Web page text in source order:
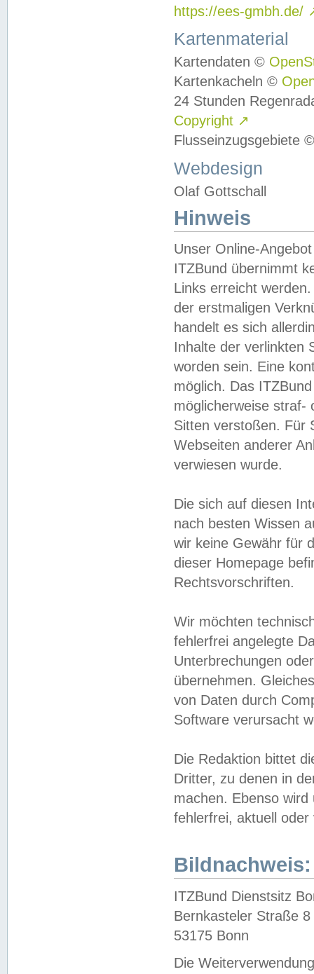
https://ees-gmbh.de/
Kartenmaterial
Kartendaten ©
Kartenkacheln ©
24 Stunden
Copyright ↗
Flusseinzugsgebiete
Webdesign
Olaf Gottschall
Hinweis
Unser Online-
ITZBund übernimmt
Links erreicht
der erstmaligen
handelt es sich
Inhalte der verlinkten
worden sein. Eine
möglich. Das
möglicherweise straf-
Sitten verstoßen. Für
Webseiten anderer
verwiesen wurde.
Die sich auf diesen
nach besten Wissen
wir keine Gewähr für
dieser Homepage
Rechtsvorschriften.
Wir möchten
fehlerfrei angelegte
Unterbrechungen
übernehmen.
von Daten durch
Software verursacht
Die Redaktion bittet
Dritter, zu denen in
machen. Ebenso
fehlerfrei, aktuell oder
Bildnachweis:
ITZBund Dienstsitz
Bernkasteler Straße 8
53175 Bonn
Die